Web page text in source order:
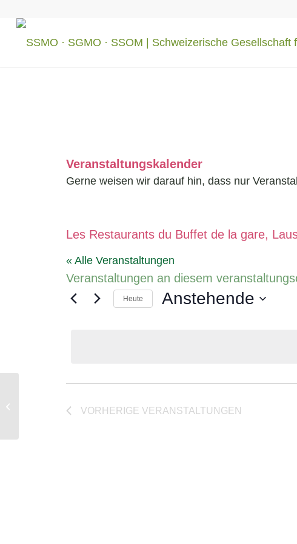
Veranstaltungskalender
Gerne weisen wir darauf hin, dass nur
Les Restaurants du Buffet de la gare,
« Alle Veranstaltungen
Veranstaltungen an diesem
Heute Anstehende
VORHERIGE VERANSTALTUNGEN
31, 1006 Lausanne